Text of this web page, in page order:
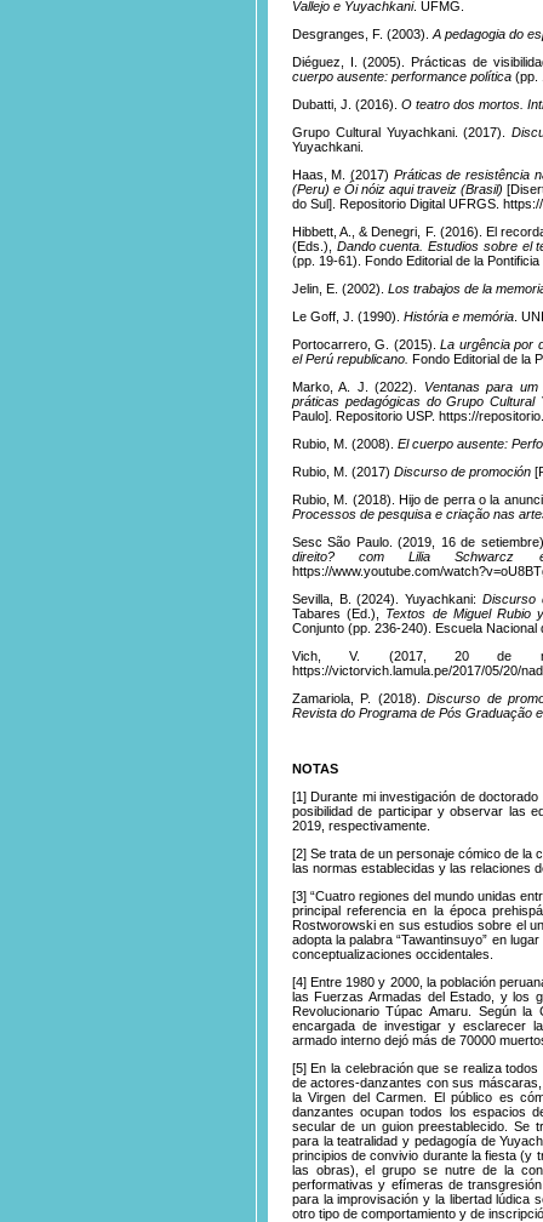
Vallejo e Yuyachkani. UFMG.
Desgranges, F. (2003). A pedagogia do
Diéguez, I. (2005). Prácticas de
cuerpo ausente: performance política(pp.
Dubatti, J. (2016). O teatro dos mortos.
Grupo Cultural Yuyachkani. (2017).
Yuyachkani.
Haas, M. (2017) Práticas de resistência
(Peru) e Ói nóiz aqui traveiz (Brasil)
do Sul]. Repositorio Digital UFRGS.
Hibbett, A., & Denegri, F. (2016). El
(Eds.), Dando cuenta. Estudios sobre el
(pp. 19-61). Fondo Editorial de la
Jelin, E. (2002). Los trabajos de la
Le Goff, J. (1990). História e memória.
Portocarrero, G. (2015).La urgência por
el Perú republicano. Fondo Editorial de la
Marko, A. J. (2022).
Ventanas para
práticas pedagógicas do Grupo Cultural
Paulo]. Repositorio USP. https://
Rubio, M. (2008). El cuerpo ausente:
Rubio, M. (2017) Discurso de promoción
Rubio, M. (2018). Hijo de perra o la
Processos de pesquisa e criação nas
Sesc São Paulo. (2019, 16 de
direito? com Lilia
https://www.youtube.com/
Sevilla, B. (2024). Yuyachkani:Discurso
Tabares (Ed.), Textos de Miguel Rubio
Conjunto (pp. 236-240). Escuela
Vich, V. (2017, 20 de
https://victorvich.lamula.pe/2017/05/20/
Zamariola, P. (2018).Discurso de
Revista do Programa de Pós Graduação
NOTAS
[1] Durante mi investigación de
posibilidad de participar y observar las
2019, respectivamente.
[2] Se trata de un personaje cómico de la
las normas establecidas y las relaciones
[3]“Cuatro regiones del mundo unidas
principal referencia en la época
Rostworowski en sus estudios sobre el
adopta la palabra “Tawantinsuyo” en
conceptualizaciones occidentales.
[4] Entre 1980 y 2000, la población
las Fuerzas Armadas del Estado, y los
Revolucionario Túpac Amaru. Según
encargada de investigar y esclarecer
armado interno dejó más de 70000
[5] En la celebraciónque se realiza todos
de actores-danzantes con sus
la Virgen del Carmen. El público es
danzantes ocupan todos los espacios
secular de un guion preestablecido. Se
para la teatralidad y pedagogía de
principios de convivio durante la fiesta (y
las obras), el grupo se nutre de la
performativas y efímeras de
para la improvisación y la libertad lúdica
otro tipo de comportamiento y de